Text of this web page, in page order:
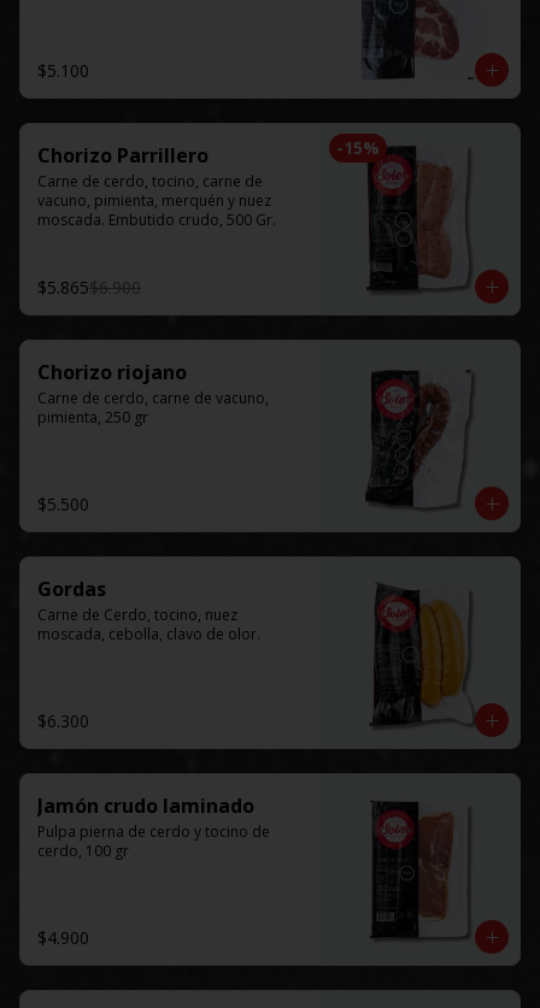
$5.100
-15%
Chorizo Parrillero
Carne de cerdo, tocino, carne de
vacuno, pimienta, merquén y nuez
moscada. Embutido crudo, 500 Gr.
$5.865$6.900
Chorizo riojano
Carne de cerdo, carne de vacuno,
pimienta, 250 gr
$5.500
Gordas
Carne de Cerdo, tocino, nuez
moscada, cebolla, clavo de olor.
$6.300
Jamón crudo laminado
Pulpa pierna de cerdo y tocino de
cerdo, 100 gr
$4.900